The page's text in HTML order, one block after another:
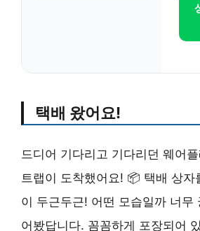
택배 왔어요!
드디어 기다리고 기다리던 웨어
트랩이 도착했어요! 📦 택배 상자
이 두근두근! 어떤 모습일까 너무
어봤답니다. 꼼꼼하게 포장되어